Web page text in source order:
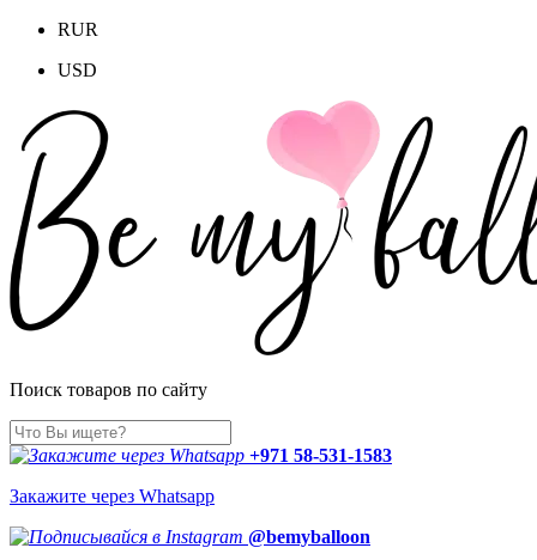
RUR
USD
Поиск товаров по сайту
+971 58-531-1583
Закажите через Whatsapp
@bemyballoon